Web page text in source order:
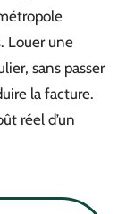
Louer une
sans passer
la facture.
réel d’un